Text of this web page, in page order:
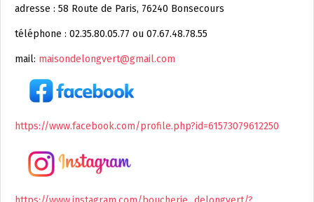
adresse : 58 Route de Paris, 76240 Bonsecours
téléphone : 02.35.80.05.77 ou 07.67.48.78.55
mail: maisondelongvert@gmail.com
https://www.facebook.com/profile.php?id=61573079612250